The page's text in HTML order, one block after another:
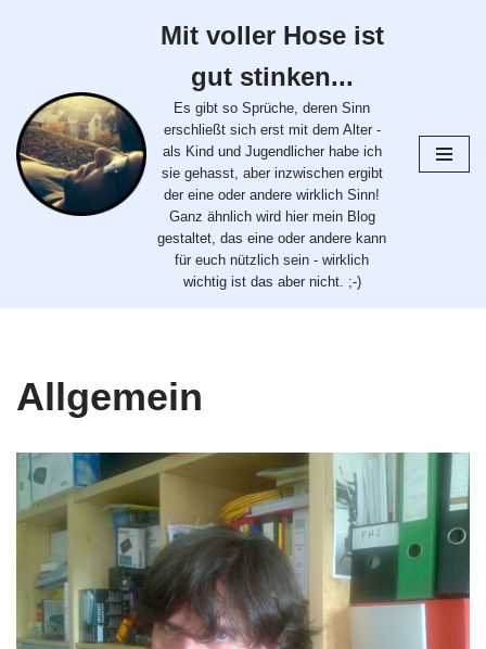
springen
Mit voller Hose ist
gut stinken...
Es gibt so Sprüche, deren Sinn
erschließt sich erst mit dem Alter -
als Kind und Jugendlicher habe ich
sie gehasst, aber inzwischen ergibt
der eine oder andere wirklich Sinn!
Ganz ähnlich wird hier mein Blog
gestaltet, das eine oder andere kann
für euch nützlich sein - wirklich
wichtig ist das aber nicht. ;-)
Allgemein